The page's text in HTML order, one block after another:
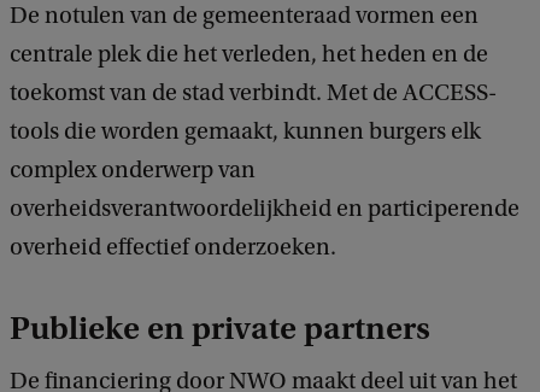
De notulen van de gemeenteraad vormen een
centrale plek die het verleden, het heden en de
toekomst van de stad verbindt. Met de ACCESS-
tools die worden gemaakt, kunnen burgers elk
complex onderwerp van
overheidsverantwoordelijkheid en participerende
overheid effectief onderzoeken.
Publieke en private partners
De financiering door NWO maakt deel uit van het